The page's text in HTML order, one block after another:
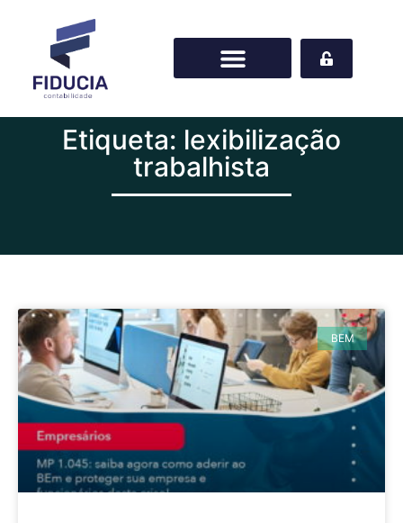
Etiqueta: lexibilização
trabalhista
BEM